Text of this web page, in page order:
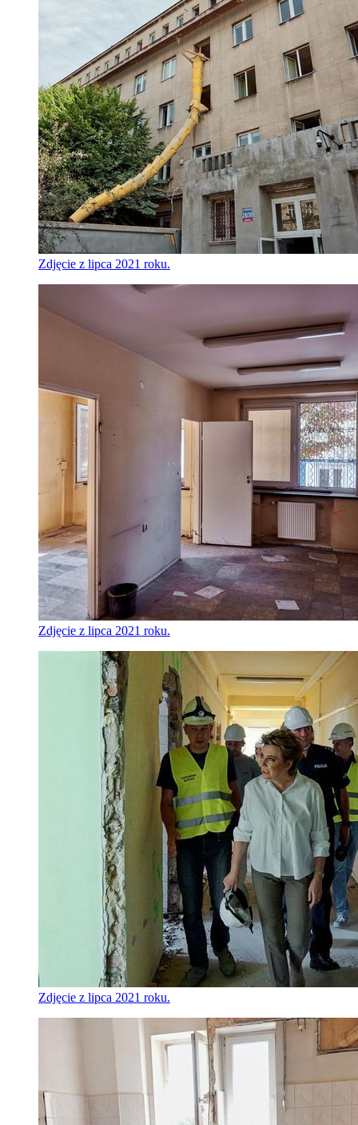
Zdjęcie z lipca 2021 roku.
Zdjęcie z lipca 2021 roku.
Zdjęcie z lipca 2021 roku.